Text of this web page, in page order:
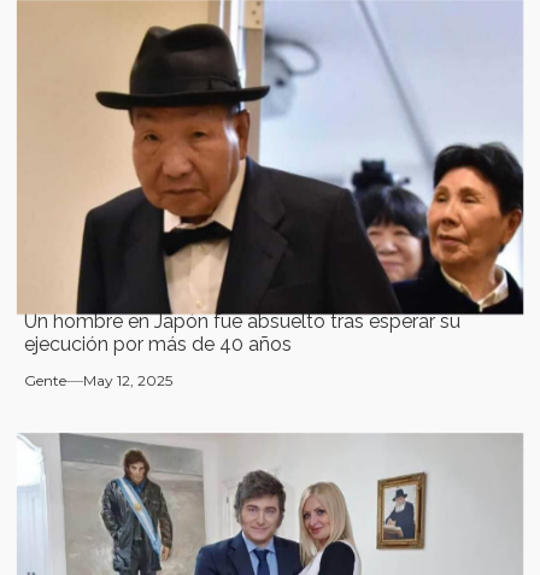
Un hombre en Japón fue absuelto tras esperar su
ejecución por más de 40 años
Gente May 12, 2025